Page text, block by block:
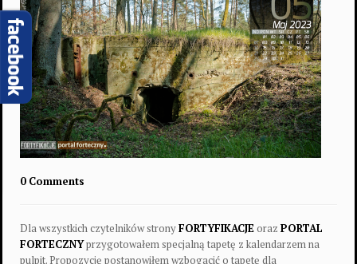
0 Comments
Dla wszystkich czytelników stronyFORTYFIKACJEoraz PORTAL
FORTECZNYprzygotowałem specjalną tapetę z kalendarzem na
pulpit. Propozycję postanowiłem wzbogacić o tapetę dla